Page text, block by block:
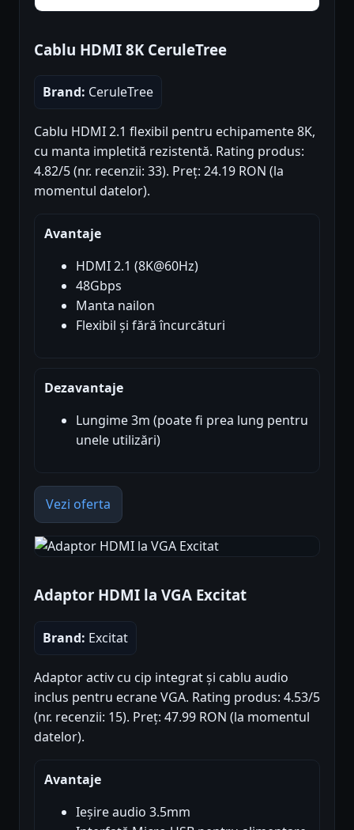
Cablu HDMI 8K CeruleTree
Brand: CeruleTree
Cablu HDMI 2.1 flexibil pentru echipamente 8K,
cu manta impletită rezistentă. Rating produs:
4.82/5 (nr. recenzii: 33). Preț: 24.19 RON (la
momentul datelor).
Avantaje
HDMI 2.1 (8K@60Hz)
48Gbps
Manta nailon
Flexibil și fără încurcături
Dezavantaje
Lungime 3m (poate fi prea lung pentru
unele utilizări)
Vezi oferta
Adaptor HDMI la VGA Excitat
Brand: Excitat
Adaptor activ cu cip integrat și cablu audio
inclus pentru ecrane VGA. Rating produs: 4.53/5
(nr. recenzii: 15). Preț: 47.99 RON (la momentul
datelor).
Avantaje
Ieșire audio 3.5mm